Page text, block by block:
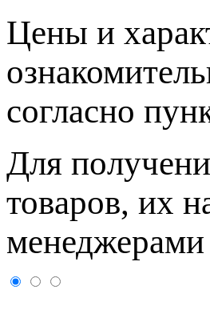
Цeны и
согласно
Для
товaров, их